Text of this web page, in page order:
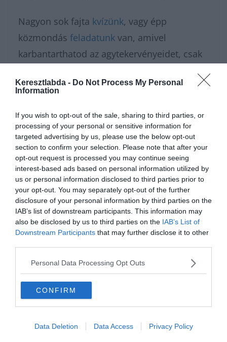
Keresztlabda - Do Not Process My Personal
Information
If you wish to opt-out of the sale, sharing to third parties, or
processing of your personal or sensitive information for
targeted advertising by us, please use the below opt-out
section to confirm your selection. Please note that after your
opt-out request is processed you may continue seeing
interest-based ads based on personal information utilized by
us or personal information disclosed to third parties prior to
your opt-out. You may separately opt-out of the further
disclosure of your personal information by third parties on the
IAB’s list of downstream participants. This information may
also be disclosed by us to third parties on the IAB’s List of
Downstream Participants that may further disclose it to other
Personal Data Processing Opt Outs
CONFIRM
Data Deletion Data Access Privacy Policy
Nagyon sok fajta kvízünk, vagy épp
közmondás feladatunk van, amivel
karbantarthatod az agytekervényeidet, csak
feladatokat találhatsz!
Hirdetés